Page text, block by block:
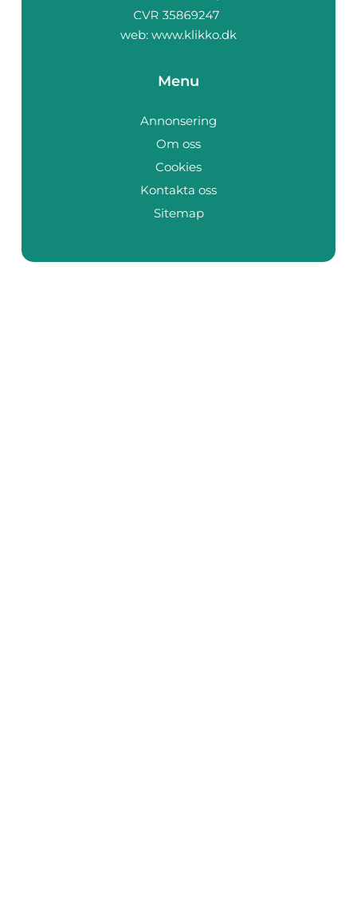
web: www.klikko.dk
Menu
Annonsering
Om oss
Cookies
Kontakta oss
Sitemap